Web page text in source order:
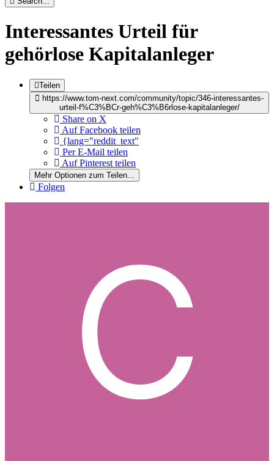
Interessantes Urteil für
gehörlose Kapitalanleger
Teilen
https://www.tom-next.com/community/topic/346-interessantes-
urteil-f%C3%BCr-geh%C3%B6rlose-kapitalanleger/
Share on X
Auf Facebook teilen
{lang="reddit_text"
Per E-Mail teilen
Auf Pinterest teilen
Mehr Optionen zum Teilen...
Folgen